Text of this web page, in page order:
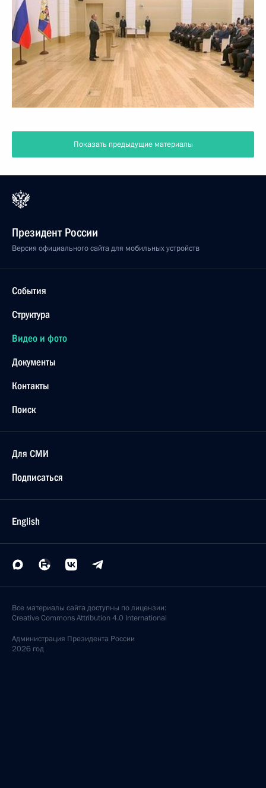
Показать предыдущие материалы
Президент России
Версия официального сайта для мобильных устройств
События
Структура
Видео и фото
Документы
Контакты
Поиск
Для СМИ
Подписаться
English
Все материалы сайта доступны по лицензии:
Creative Commons Attribution 4.0 International
Администрация Президента России
2026 год